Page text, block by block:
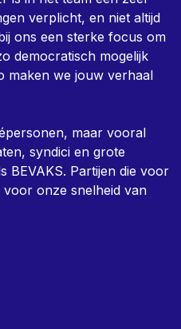
verplicht, en niet altijd
ons een sterke focus om
democratisch mogelijk
maken we jouw verhaal
maar vooral
syndici en grote
BEVAKS. Partijen die voor
onze snelheid van